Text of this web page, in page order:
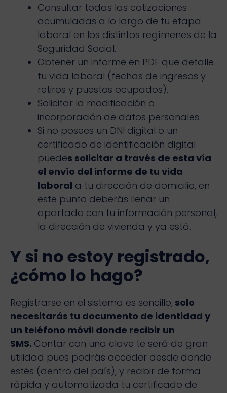
Consultar todas las cotizaciones
acumuladas a lo largo de tu etapa
laboral en los distintos regímenes de la
Seguridad Social.
Obtener un informe en PDF que detalle
tu vida laboral (fechas de ingresos y
retiros y puestos ocupados).
Solicitar la modificación o
incorporación de datos personales.
Si no posees un DNI digital o un
certificado de identificación digital
puedes solicitar a través de esta vía
el envío del informe de tu vida
laboral a tu dirección de domicilio, en
este punto deberás llenar un
apartado con tu información personal,
la dirección de vivienda y ya está.
Y si no estoy registrado,
¿cómo lo hago?
Registrarse en el sistema es sencillo, solo
necesitarás tu documento de identidad y
un teléfono móvil donde recibir un
SMS. Contar con una clave te será de gran
utilidad pues podrás acceder desde donde
estés (dentro del país), y recibir de forma
rápida y automatizada tu certificado de